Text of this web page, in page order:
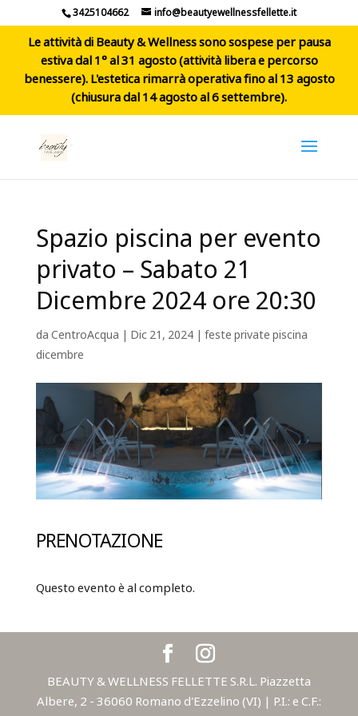
3425104662 info@beautyewellnessfellette.it
Le attività di Beauty & Wellness sono sospese per pausa
estiva dal 1° al 31 agosto (attività libera e percorso
benessere). L'estetica rimarrà operativa fino al 13 agosto
(chiusura dal 14 agosto al 6 settembre).
Spazio piscina per evento
privato – Sabato 21
Dicembre 2024 ore 20:30
daCentroAcqua | Dic 21, 2024| feste private piscina
dicembre
PRENOTAZIONE
Questo evento è al completo.
BEAUTY & WELLNESS FELLETTE S.R.L. Piazzetta
Albere, 2 - 36060 Romano d'Ezzelino (VI) | P.I.: e C.F.: